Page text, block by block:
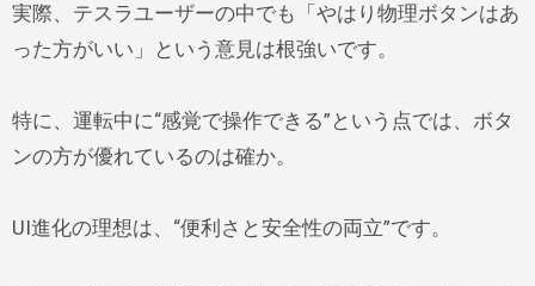
実際、テスラユーザーの中でも「やはり物理ボタンはあ
った方がいい」という意見は根強いです。
特に、運転中に“感覚で操作できる”という点では、ボタ
ンの方が優れているのは確か。
UI進化の理想は、“便利さと安全性の両立”です。